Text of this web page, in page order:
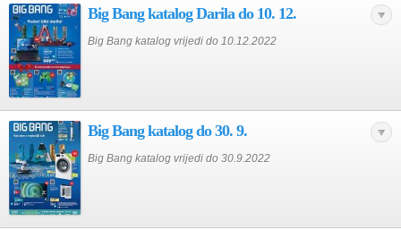
Big Bang katalog Darila do 10. 12.
Big Bang katalog vrijedi do 10.12.2022
Big Bang katalog do 30. 9.
Big Bang katalog vrijedi do 30.9.2022